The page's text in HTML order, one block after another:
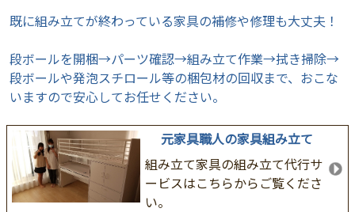
既に組み立てが終わっている家具の補修や修理も大丈夫！
段ボールを開梱→パーツ確認→組み立て作業→拭き掃除→
段ボールや発泡スチロール等の梱包材の回収まで、おこな
いますので安心してお任せください。
元家具職人の家具組み立て
組み立て家具の組み立て代行サ
ービスはこちらからご覧くださ
い。